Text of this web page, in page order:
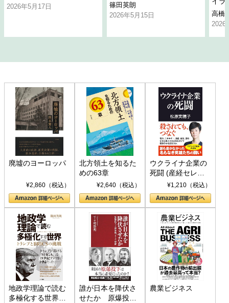
2026年5月17日
篠田英朗
2026年5月15日
高橋
2026
廃墟のヨーロッパ
¥2,860（税込）
北方領土を知るた
めの63章
¥2,640（税込）
ウクライナ企業の
死闘 (産経セレク
ト S 039)¥1,210（税込）
地政学理論で読む
多極化する世界：
誰が日本を降伏さ
せたか 原爆投
農業ビジネス